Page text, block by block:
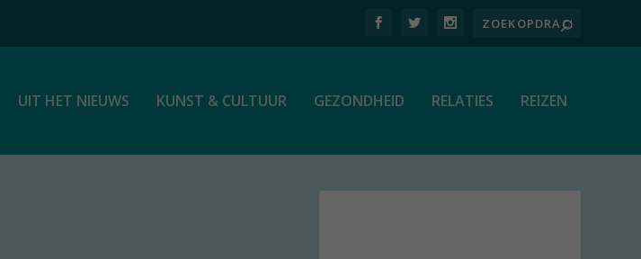
UIT HET NIEUWS KUNST & CULTUUR GEZONDHEID RELATIES REIZEN